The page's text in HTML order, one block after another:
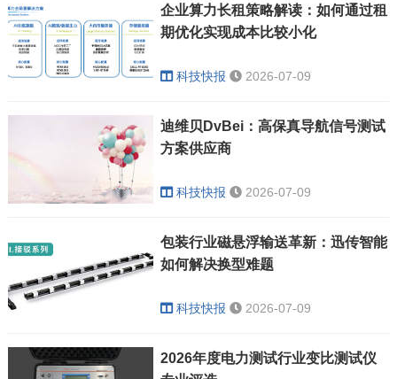
企业算力长租策略解读：如何通过租
期优化实现成本比较小化
科技快报 2026-07-09
迪维贝DvBei：高保真导航信号测试
方案供应商
科技快报 2026-07-09
包装行业磁悬浮输送革新：迅传智能
如何解决换型难题
科技快报 2026-07-09
2026年度电力测试行业变比测试仪